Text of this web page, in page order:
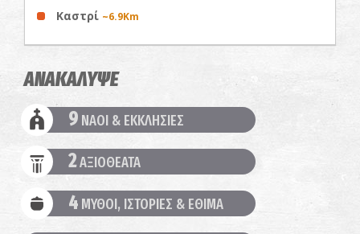
Καστρί ~6.9Km
ΑΝΑΚΑΛΥΨΕ
9 ΝΑΟΙ & ΕΚΚΛΗΣΙΕΣ
2ΑΞΙΟΘΕΑΤΑ
4 ΜΥΘΟΙ, ΙΣΤΟΡΙΕΣ & ΕΘΙΜΑ